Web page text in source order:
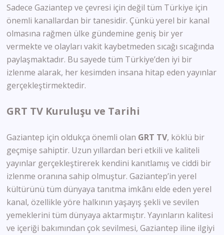
Sadece Gaziantep ve çevresi için değil tüm Türkiye için
önemli kanallardan bir tanesidir. Çünkü yerel bir kanal
olmasına rağmen ülke gündemine geniş bir yer
vermekte ve olayları vakit kaybetmeden sıcağı sıcağında
paylaşmaktadır. Bu sayede tüm Türkiye’den iyi bir
izlenme alarak, her kesimden insana hitap eden yayınlar
gerçekleştirmektedir.
GRT TV Kuruluşu ve Tarihi
Gaziantep için oldukça önemli olan GRT TV, köklü bir
geçmişe sahiptir. Uzun yıllardan beri etkili ve kaliteli
yayınlar gerçekleştirerek kendini kanıtlamış ve ciddi bir
izlenme oranına sahip olmuştur. Gaziantep’in yerel
kültürünü tüm dünyaya tanıtma imkânı elde eden yerel
kanal, özellikle yöre halkının yaşayış şekli ve sevilen
yemeklerini tüm dünyaya aktarmıştır. Yayınların kalitesi
ve içeriği bakımından çok sevilmesi, Gaziantep iline ilgiyi